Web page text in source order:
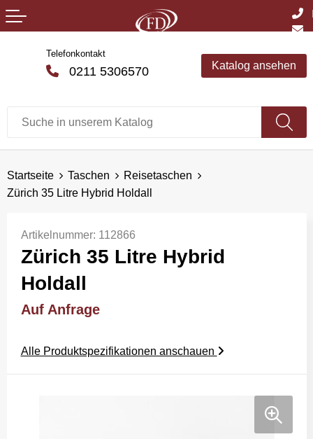
Telefonkontakt
0211 5306570 Katalog ansehen
Startseite Taschen
Reisetaschen
Zürich 35 Litre Hybrid Holdall
Artikelnummer: 112866
Zürich 35 Litre Hybrid
Holdall
Auf Anfrage
Alle Produktspezifikationen anschauen